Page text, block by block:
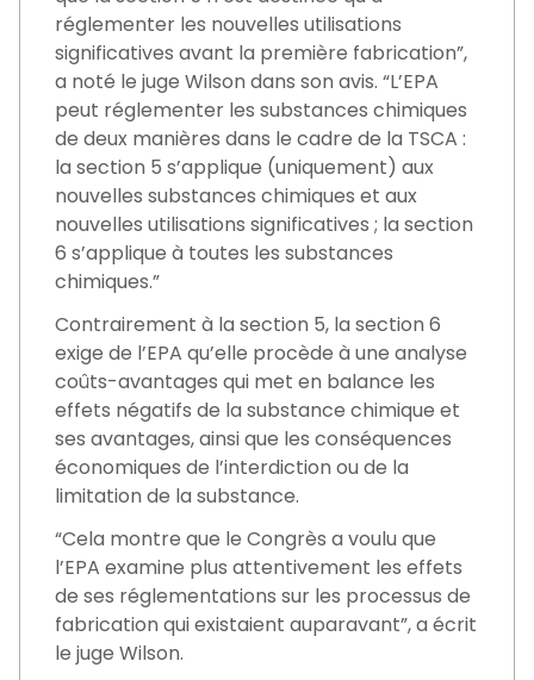
réglementer les nouvelles utilisations
significatives avant la première fabrication”,
a noté le juge Wilson dans son avis. “L’EPA
peut réglementer les substances chimiques
de deux manières dans le cadre de la TSCA :
la section 5 s’applique (uniquement) aux
nouvelles substances chimiques et aux
nouvelles utilisations significatives ; la section
6 s’applique à toutes les substances
chimiques.”
Contrairement à la section 5, la section 6
exige de l’EPA qu’elle procède à une analyse
coûts-avantages qui met en balance les
effets négatifs de la substance chimique et
ses avantages, ainsi que les conséquences
économiques de l’interdiction ou de la
limitation de la substance.
“Cela montre que le Congrès a voulu que
l’EPA examine plus attentivement les effets
de ses réglementations sur les processus de
fabrication qui existaient auparavant”, a écrit
le juge Wilson.